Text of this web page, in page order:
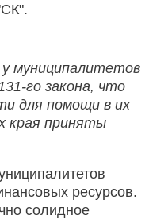
у муниципалитетов
го закона, что
для помощи в их
края приняты
ресурсов.
солидное